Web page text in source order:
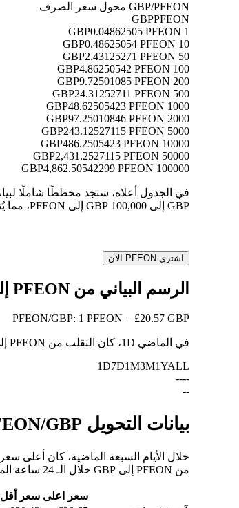
GBP/PFEON محول سعر الصرف
GBPPFEON
1 GBP
0.04862505 PFEON
10 GBP
0.48625054 PFEON
50 GBP
2.43125271 PFEON
100 GBP
4.86250542 PFEON
200 GBP
9.72501085 PFEON
500 GBP
24.31252711 PFEON
1000 GBP
48.62505423 PFEON
2000 GBP
97.25010846 PFEON
5000 GBP
243.12527115 PFEON
10000 GBP
486.2505423 PFEON
50000 GBP
2,431.2527115 PFEON
100000 GBP
4,862.50542299 PFEON
GBP إلى 100,000 GBP إلى PFEON، مما يُتيح لك فهم قيمة كل تحويل بوضوح.
اشتري PFEON الآن
الرسم البياني من PFEON إلى GBP
PFEON/GBP: 1 PFEON = £20.57 GBP
في الماضي 1D، كان التقلب من PFEON إلى GBP هو
1D7D1M3M1YALL
--
--
--
بيانات التحويل PFEON/GBP: تقلبات القيمة وتغييرات الأسعار من PFEON إلى GBP
من PFEON إلى GBP خلال الـ 24 ساعة الماضية، والـ 30 يومًا الماضية، والـ 90 يومًا الماضية.
سعر اعلى سعر أقل